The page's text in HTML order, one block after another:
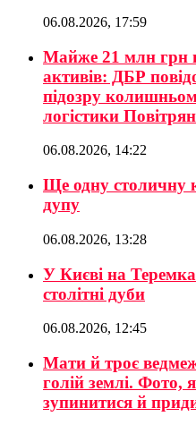
06.08.2026, 17:59
Майже 21 млн грн
активів: ДБР
підозру
логістики
06.08.2026, 14:22
Ще одну столичну
дупу
06.08.2026, 13:28
У Києві на
столітні дуби
06.08.2026, 12:45
Мати й троє
голій землі. Фото,
зупинитися й